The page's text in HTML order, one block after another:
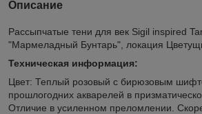
Описание
Рассыпчатые тени для век Sigil inspired
"Мармеладный Бунтарь", локация
Техническая информация:
Цвет: Теплый розовый с бирюзовым
прошлогодних акварелей в
Отличие в усиленном преломлении.